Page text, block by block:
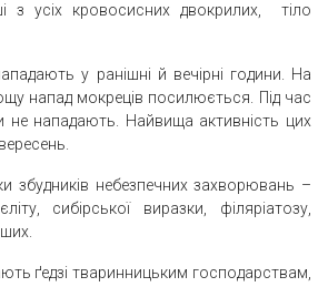
з усіх кровосисних двокрилих, тіло
у ранішні й вечірні години. На
напад мокреців посилюється. Під час
нападають. Найвища активність цих
збудників небезпечних захворювань –
сибірської виразки, філяріатозу,
ґедзі тваринницьким господарствам,